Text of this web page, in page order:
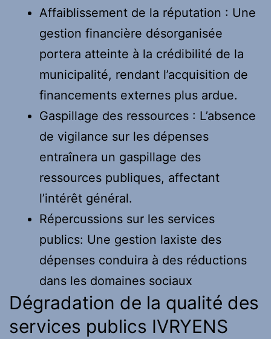
Affaiblissement de la réputation : Une
gestion financière désorganisée
portera atteinte à la crédibilité de la
municipalité, rendant l’acquisition de
financements externes plus ardue.
Gaspillage des ressources : L’absence
de vigilance sur les dépenses
entraînera un gaspillage des
ressources publiques, affectant
l’intérêt général.
Répercussions sur les services
publics: Une gestion laxiste des
dépenses conduira à des réductions
dans les domaines sociaux
Dégradation de la qualité des
services publics IVRYENS